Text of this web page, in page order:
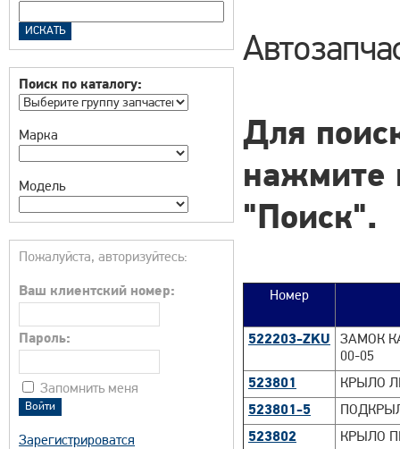
Поиск по каталогу:
Марка
Модель
Пожалуйста, авторизуйтесь:
Ваш клиентский номер:
Пароль:
Запомнить меня
Зарегистрироватся
Для
нажмите
"Поиск".
Номер
522203-ZKU
ЗАМОК
00-05
523801
КРЫЛО
523801-5
523802
КРЫЛО